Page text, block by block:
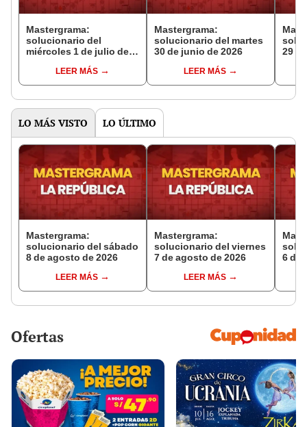
Mastergrama:
solucionario del
miércoles 1 de julio de
LEER MÁS
Mastergrama:
solucionario del martes
30 de junio de 2026
LEER MÁS
29
LO MÁS VISTO LO ÚLTIMO
Mastergrama:
solucionario del sábado
8 de agosto de 2026
LEER MÁS
Mastergrama:
solucionario del viernes
7 de agosto de 2026
LEER MÁS
6 de
Ofertas